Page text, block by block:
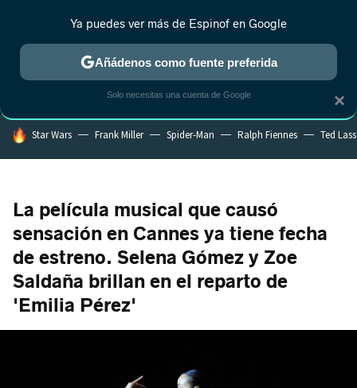
MENÚ NUEVO
ESTRENOS REALITY ANIME RANKINGS CINE
HOY SE HABLA DE
Star Wars Frank Miller Spider-Man Ralph Fiennes Ted
La película musical que causó
sensación en Cannes ya tiene fecha
de estreno. Selena Gómez y Zoe
Saldaña brillan en el reparto de
'Emilia Pérez'
×
Ya puedes ver más de Espinof en Google
Añádenos como fuente preferida
Solo necesitas una cuenta de Google